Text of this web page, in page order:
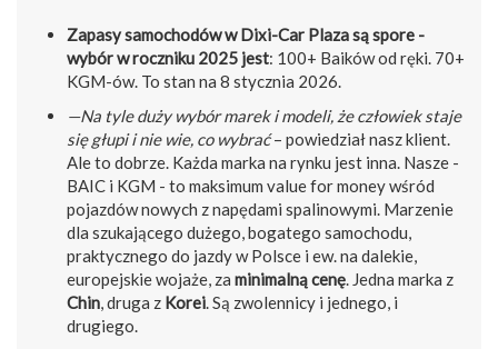
Zapasy samochodów w Dixi-Car Plaza są spore -
wybór w roczniku 2025 jest: 100+ Baików od ręki. 70+
KGM-ów. To stan na 8 stycznia 2026.
—Na tyle duży wybór marek i modeli, że człowiek staje
się głupi i nie wie, co wybrać– powiedział nasz klient.
Ale to dobrze. Każda marka na rynku jest inna. Nasze -
BAIC i KGM - to maksimum value for money wśród
pojazdów nowych z napędami spalinowymi. Marzenie
dla szukającego dużego, bogatego samochodu,
praktycznego do jazdy w Polsce i ew. na dalekie,
europejskie wojaże, za minimalną cenę. Jedna marka z
Chin, druga z Korei. Są zwolennicy i jednego, i
drugiego.